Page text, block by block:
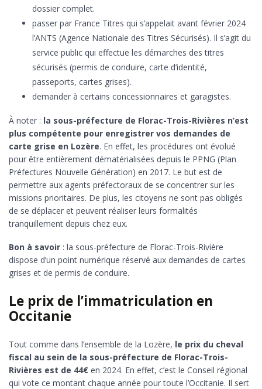
dossier complet.
passer par France Titres qui s’appelait avant février 2024
l’ANTS (Agence Nationale des Titres Sécurisés). Il s’agit du
service public qui effectue les démarches des titres
sécurisés (permis de conduire, carte d’identité,
passeports, cartes grises).
demander à certains concessionnaires et garagistes.
À noter : la sous-préfecture de Florac-Trois-Rivières n’est
plus compétente pour enregistrer vos demandes de
carte grise en Lozère. En effet, les procédures ont évolué
pour être entièrement dématérialisées depuis le PPNG (Plan
Préfectures Nouvelle Génération) en 2017. Le but est de
permettre aux agents préfectoraux de se concentrer sur les
missions prioritaires. De plus, les citoyens ne sont pas obligés
de se déplacer et peuvent réaliser leurs formalités
tranquillement depuis chez eux.
Bon à savoir : la sous-préfecture de Florac-Trois-Rivière
dispose d’un point numérique réservé aux demandes de cartes
grises et de permis de conduire.
Le prix de l’immatriculation en
Occitanie
Tout comme dans l’ensemble de la Lozère, le prix du cheval
fiscal au sein de la sous-préfecture de Florac-Trois-
Rivières est de 44€ en 2024. En effet, c’est le Conseil régional
qui vote ce montant chaque année pour toute l’Occitanie. Il sert